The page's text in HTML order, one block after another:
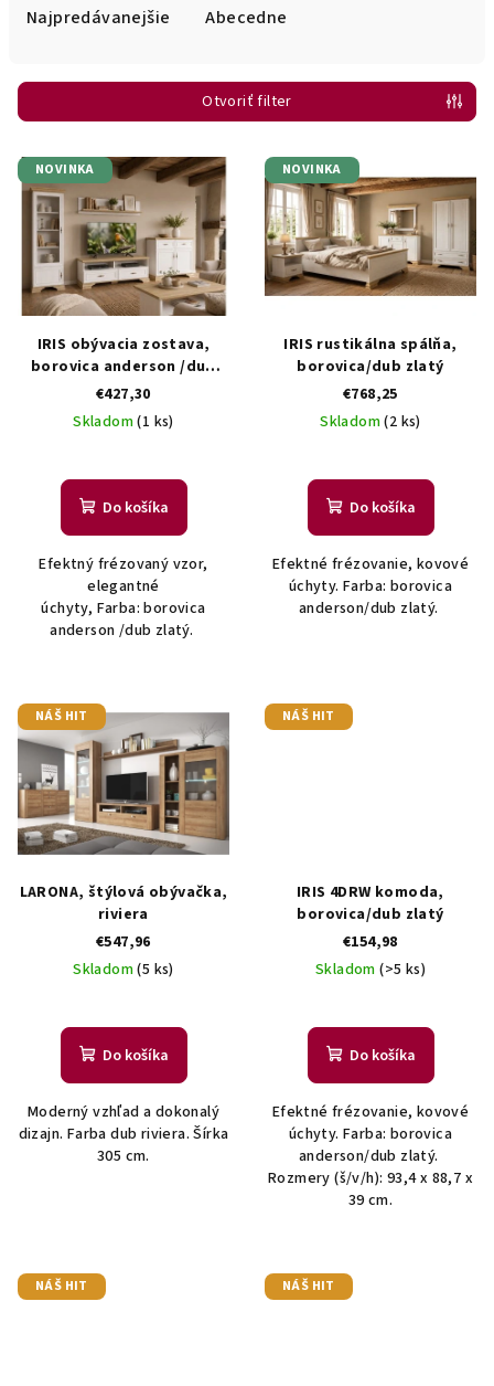
e
r
o
k
Najpredávanejšie Abecedne
Otvoriť filter
V
ý
p
NOVINKA
IRIS obývacia zostava,
borovica anderson /dub
zlatý.
€427,30
Skladom(1 ks)
Do košíka
Efektný frézovaný vzor,
elegantné
úchyty, Farba: borovica
anderson /dub zlatý.
NOVINKA
IRIS rustikálna spálňa,
borovica/dub zlatý
€768,25
Skladom(2 ks)
Do košíka
Efektné frézovanie, kovové
úchyty. Farba: borovica
anderson/dub zlatý.
NÁŠ HIT
LARONA, štýlová obývačka,
riviera
€547,96
Skladom(5 ks)
Do košíka
Moderný vzhľad a dokonalý
dizajn. Farba dub riviera. Šírka
305 cm.
NÁŠ HIT
IRIS 4DRW komoda,
borovica/dub zlatý
€154,98
Skladom(>5 ks)
Do košíka
Efektné frézovanie, kovové
úchyty. Farba: borovica
anderson/dub zlatý.
Rozmery (š/v/h): 93,4 x 88,7 x
39 cm.
NÁŠ HIT NÁŠ HIT